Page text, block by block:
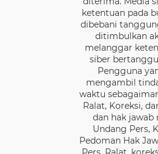
ketentuan pada
dibebani
ditimbulkan
melanggar
siber
Pengguna
mengambil
waktu
Ralat, Koreksi,
dan hak jawab
Undang Pers,
Pedoman Hak